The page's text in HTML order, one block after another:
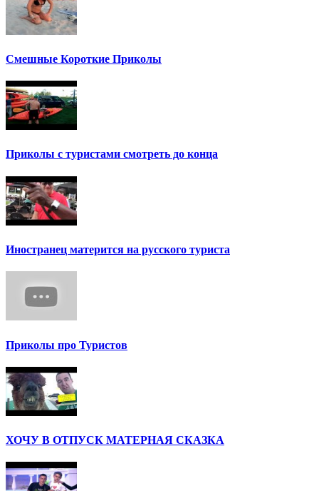
Смешные Короткие Приколы
Приколы с туристами смотреть до конца
Иностранец матерится на русского туриста
Приколы про Туристов
ХОЧУ В ОТПУСК МАТЕРНАЯ СКАЗКА